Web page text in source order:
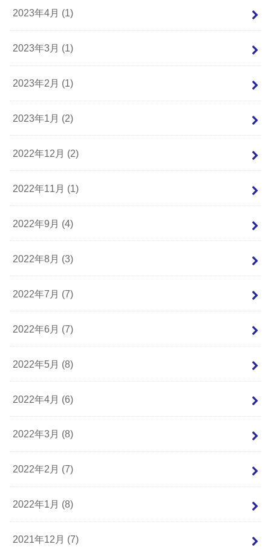
2023年4月 (1)
2023年3月 (1)
2023年2月 (1)
2023年1月 (2)
2022年12月 (2)
2022年11月 (1)
2022年9月 (4)
2022年8月 (3)
2022年7月 (7)
2022年6月 (7)
2022年5月 (8)
2022年4月 (6)
2022年3月 (8)
2022年2月 (7)
2022年1月 (8)
2021年12月 (7)